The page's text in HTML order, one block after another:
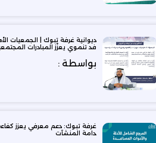
ديوانية غرفة تبوك | الجمعيات
فد تنموي يعزّز المبادرات
بواسطة :
غرفة تبوك: دعم معرفي يعزز
دامة المنشآت